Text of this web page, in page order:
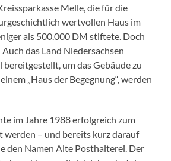
Melle, die für die
wertvollen Haus im
als 500.000 DM stiftete. Doch
das Land Niedersachsen
um das Gebäude zu
„Haus der Begegnung“, werden
im Jahre 1988 erfolgreich zum
werden – und bereits kurz darauf
den Namen Alte Posthalterei. Der